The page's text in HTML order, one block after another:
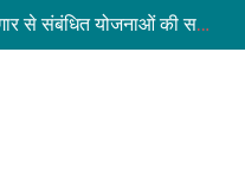
जिलाधिकारी की अध्यक्षता में आयोजित हुई वन भूमि हस्तांतरण की बैठक
पांच की मौत